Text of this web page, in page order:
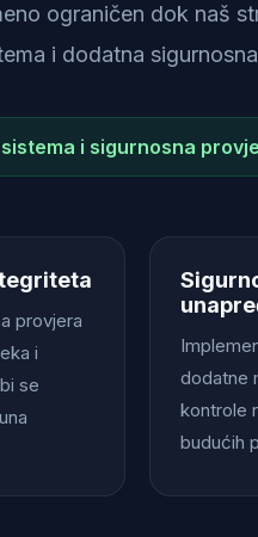
ograničen dok naš
i dodatna
i sigurnosna
provjera
i
se
dodatne
kontrole
budućih